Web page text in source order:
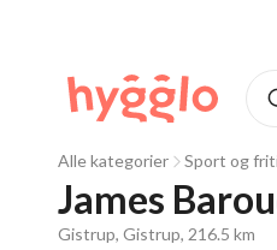
Alle kategorier Sport og
James
Gistrup, Gistrup, 216.5 km